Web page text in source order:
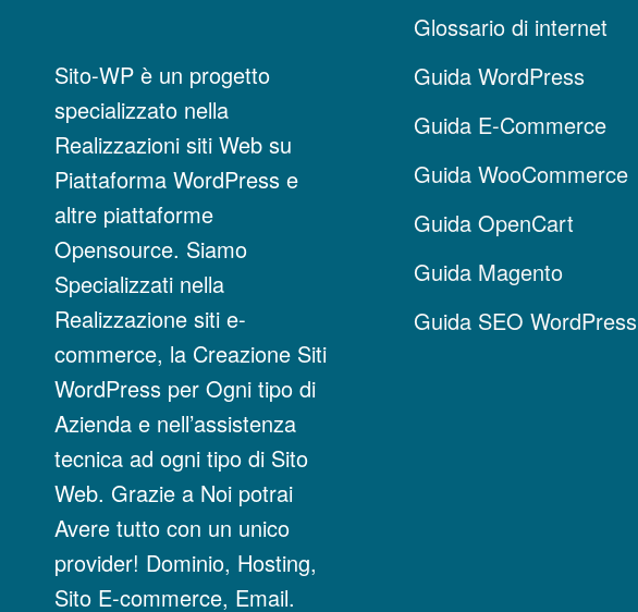
Sito-WP è un progetto
specializzato nella
Realizzazioni siti Web su
Piattaforma WordPress e
altre piattaforme
Opensource. Siamo
Specializzati nella
Realizzazione siti e-
commerce, la Creazione Siti
WordPress per Ogni tipo di
Azienda e nell’assistenza
tecnica ad ogni tipo di Sito
Web. Grazie a Noi potrai
Avere tutto con un unico
provider! Dominio, Hosting,
Sito E-commerce, Email.
Glossario di internet
Guida WordPress
Guida E-Commerce
Guida WooCommerce
Guida OpenCart
Guida Magento
Guida SEO WordPress